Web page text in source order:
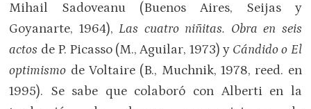
Mihail Sadoveanu (Buenos Aires, Seijas y
Goyanarte, 1964),Las cuatro niñitas. Obra en seis
actos de P. Picasso (M., Aguilar, 1973) y Cándido o El
optimismo de Voltaire (B., Muchnik, 1978, reed. en
1995). Se sabe que colaboró con Alberti en la